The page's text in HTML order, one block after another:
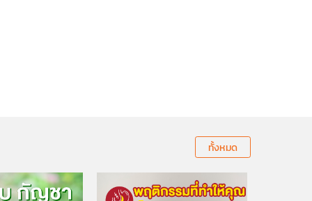
ทั้งหมด